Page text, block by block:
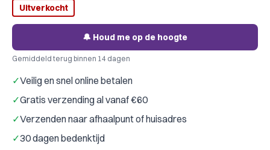
Uitverkocht
🔔 Houd me op de hoogte
Gemiddeld terug binnen 14 dagen
✓Veilig en snel online betalen
✓Gratis verzending al vanaf €60
✓Verzenden naar afhaalpunt of huisadres
✓30 dagen bedenktijd